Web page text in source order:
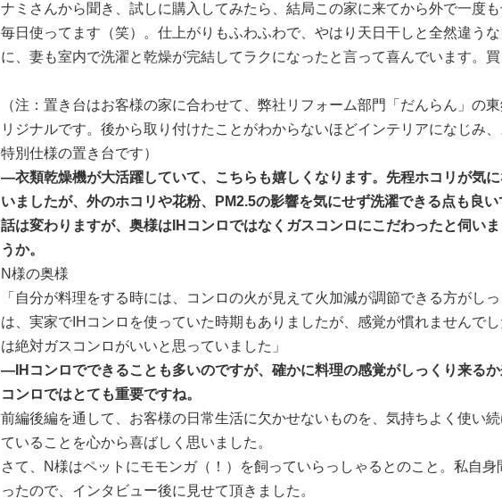
ナミさんから聞き、試しに購入してみたら、結局この家に来てから外で一度
毎日使ってます（笑）。仕上がりもふわふわで、やはり天日干しと全然違う
に、妻も室内で洗濯と乾燥が完結してラクになったと言って喜んでいます。買
（注：置き台はお客様の家に合わせて、弊社リフォーム部門「だんらん」の
リジナルです。後から取り付けたことがわからないほどインテリアになじみ
特別仕様の置き台です）
―衣類乾燥機が大活躍していて、こちらも嬉しくなります。先程ホコリが気
いましたが、外のホコリや花粉、PM2.5の影響を気にせず洗濯できる点も良
話は変わりますが、奥様はIHコンロではなくガスコンロにこだわったと伺い
うか。
N様の奥様
「自分が料理をする時には、コンロの火が見えて火加減が調節できる方がし
は、実家でIHコンロを使っていた時期もありましたが、感覚が慣れませんで
は絶対ガスコンロがいいと思っていました」
―IHコンロでできることも多いのですが、確かに料理の感覚がしっくり来る
コンロではとても重要ですね。
前編後編を通して、お客様の日常生活に欠かせないものを、気持ちよく使い
ていることを心から喜ばしく思いました。
さて、N様はペットにモモンガ（！）を飼っていらっしゃるとのこと。私自
ったので、インタビュー後に見せて頂きました。